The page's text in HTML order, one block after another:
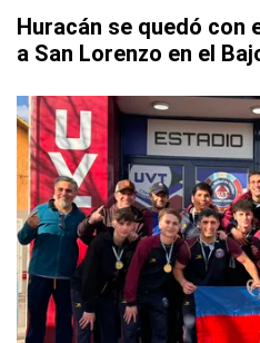
Huracán se quedó con
a San Lorenzo en el